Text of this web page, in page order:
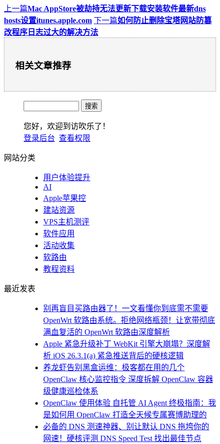
上一篇Mac AppStore被劫持无法更新下载安装软件最新dns
hosts设置itunes.apple.com 下一篇如何防止删除宝塔网站防篡
改程序日志过大的解决方法
相关文章推荐
您好，欢迎到访吹乐了！
登录后台 查看权限
网站分类
用户体验提升
AI
Apple苹果控
建站资源
VPS主机测评
软件应用
活动收集
软路由
教程资料
最近发表
别再盲目买路由器了！一文看懂你到底需不需要
OpenWrt 软路由系统。拒绝网络瓶颈！让宽带彻底
满血复活的 OpenWrt 软路由深度解析
Apple 紧急升级补丁 WebKit 引擎大崩塌？深度解
析 iOS 26.3.1(a) 紧急推送背后的硬核逻辑
养龙虾告别黑盒运维：极客都在用的几个
OpenClaw 核心监控指令 深度拆解 OpenClaw 容器
级健康巡检体系
OpenClaw 使用体验 自托管 AI Agent 终极指南：我
是如何用 OpenClaw 打造全天候专属赛博助理的
必备的 DNS 测速神器、别让默认 DNS 拖垮你的
网速！硬核评测 DNS Speed Test 找出最佳节点